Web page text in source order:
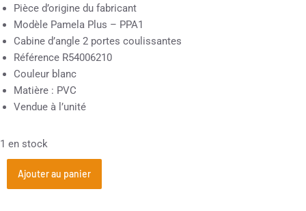
Pièce d’origine du fabricant
Modèle Pamela Plus – PPA1
Cabine d’angle 2 portes coulissantes
Référence R54006210
Couleur blanc
Matière : PVC
Vendue à l’unité
1 en stock
Ajouter au panier